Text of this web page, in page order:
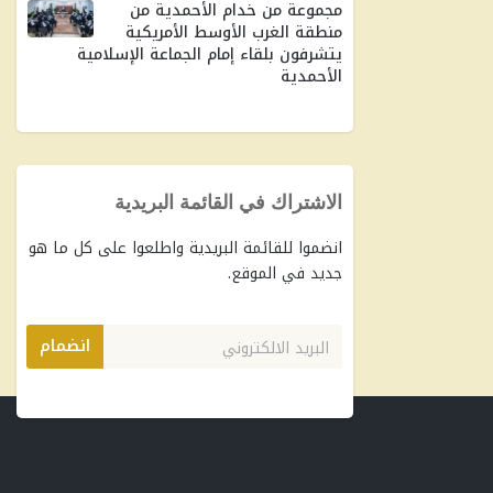
مجموعة من خدام الأحمدية من
منطقة الغرب الأوسط الأمريكية
يتشرفون بلقاء إمام الجماعة الإسلامية
الأحمدية
الاشتراك في القائمة البريدية
انضموا للقائمة البريدية واطلعوا على كل ما هو
جديد في الموقع.
انضمام